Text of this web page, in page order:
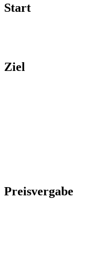
Start
Ziel
Preisvergabe